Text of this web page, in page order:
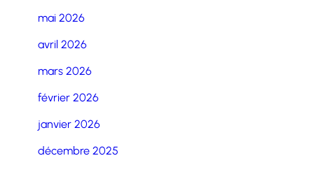
mai 2026
avril 2026
mars 2026
février 2026
janvier 2026
décembre 2025